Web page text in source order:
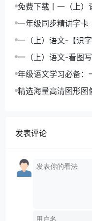
免费下载丨一（上
学语文成绩飞跃
一年级同步精讲字
一（上）语文-【识
一（上）语文-看图
年级语文学习必备：
习电子版，助力孩子
精选海量高清图形图
发表评论